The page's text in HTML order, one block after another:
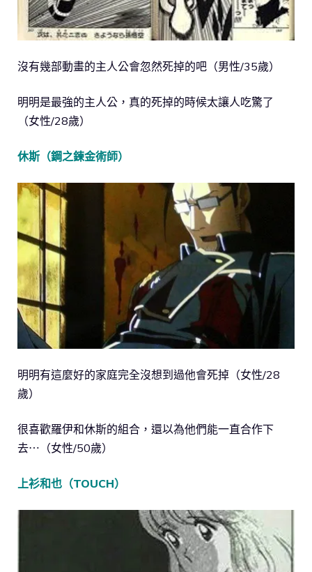
沒有幾部動畫的主人公會忽然死掉的吧（男性/35歲）
明明是最強的主人公，真的死掉的時候太讓人吃驚了
（女性/28歲）
休斯（鋼之鍊金術師）
明明有這麼好的家庭完全沒想到過他會死掉（女性/28
歲）
很喜歡羅伊和休斯的組合，還以為他們能一直合作下
去⋯（女性/50歲）
上衫和也（TOUCH）